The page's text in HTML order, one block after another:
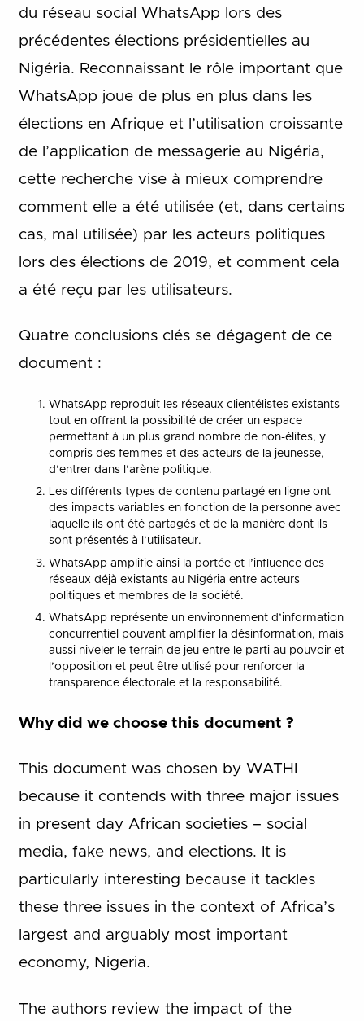
du réseau social WhatsApp lors des
précédentes élections présidentielles au
Nigéria. Reconnaissant le rôle important que
WhatsApp joue de plus en plus dans les
élections en Afrique et l’utilisation croissante
de l’application de messagerie au Nigéria,
cette recherche vise à mieux comprendre
comment elle a été utilisée (et, dans certains
cas, mal utilisée) par les acteurs politiques
lors des élections de 2019, et comment cela
a été reçu par les utilisateurs.
Quatre conclusions clés se dégagent de ce
document :
WhatsApp reproduit les réseaux clientélistes existants
tout en offrant la possibilité de créer un espace
permettant à un plus grand nombre de non-élites, y
compris des femmes et des acteurs de la jeunesse,
d’entrer dans l’arène politique.
Les différents types de contenu partagé en ligne ont
des impacts variables en fonction de la personne avec
laquelle ils ont été partagés et de la manière dont ils
sont présentés à l’utilisateur.
WhatsApp amplifie ainsi la portée et l’influence des
réseaux déjà existants au Nigéria entre acteurs
politiques et membres de la société.
WhatsApp représente un environnement d’information
concurrentiel pouvant amplifier la désinformation, mais
aussi niveler le terrain de jeu entre le parti au pouvoir et
l’opposition et peut être utilisé pour renforcer la
transparence électorale et la responsabilité.
Why did we choose this document ?
This document was chosen by WATHI
because it contends with three major issues
in present day African societies – social
media, fake news, and elections. It is
particularly interesting because it tackles
these three issues in the context of Africa’s
largest and arguably most important
economy, Nigeria.
The authors review the impact of the